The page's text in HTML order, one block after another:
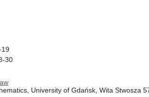
19
30
University of Gdańsk, Wita Stwosza